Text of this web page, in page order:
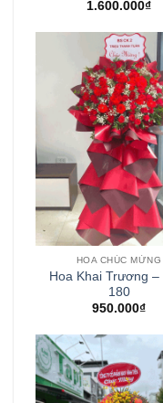
1.600.000₫
HOA CHÚC MỪNG
Hoa Khai Trương –
180
950.000₫